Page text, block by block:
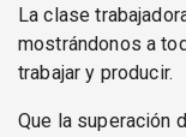
La clase
mostrándonos a
trabajar y producir.
Que la superación